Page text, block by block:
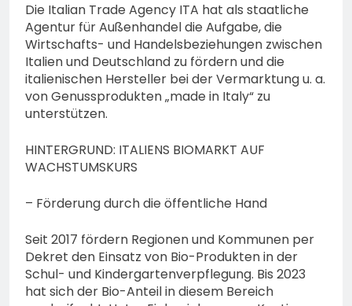
Die Italian Trade Agency ITA hat als staatliche
Agentur für Außenhandel die Aufgabe, die
Wirtschafts- und Handelsbeziehungen zwischen
Italien und Deutschland zu fördern und die
italienischen Hersteller bei der Vermarktung u. a.
von Genussprodukten „made in Italy“ zu
unterstützen.
HINTERGRUND: ITALIENS BIOMARKT AUF
WACHSTUMSKURS
– Förderung durch die öffentliche Hand
Seit 2017 fördern Regionen und Kommunen per
Dekret den Einsatz von Bio-Produkten in der
Schul- und Kindergartenverpflegung. Bis 2023
hat sich der Bio-Anteil in diesem Bereich